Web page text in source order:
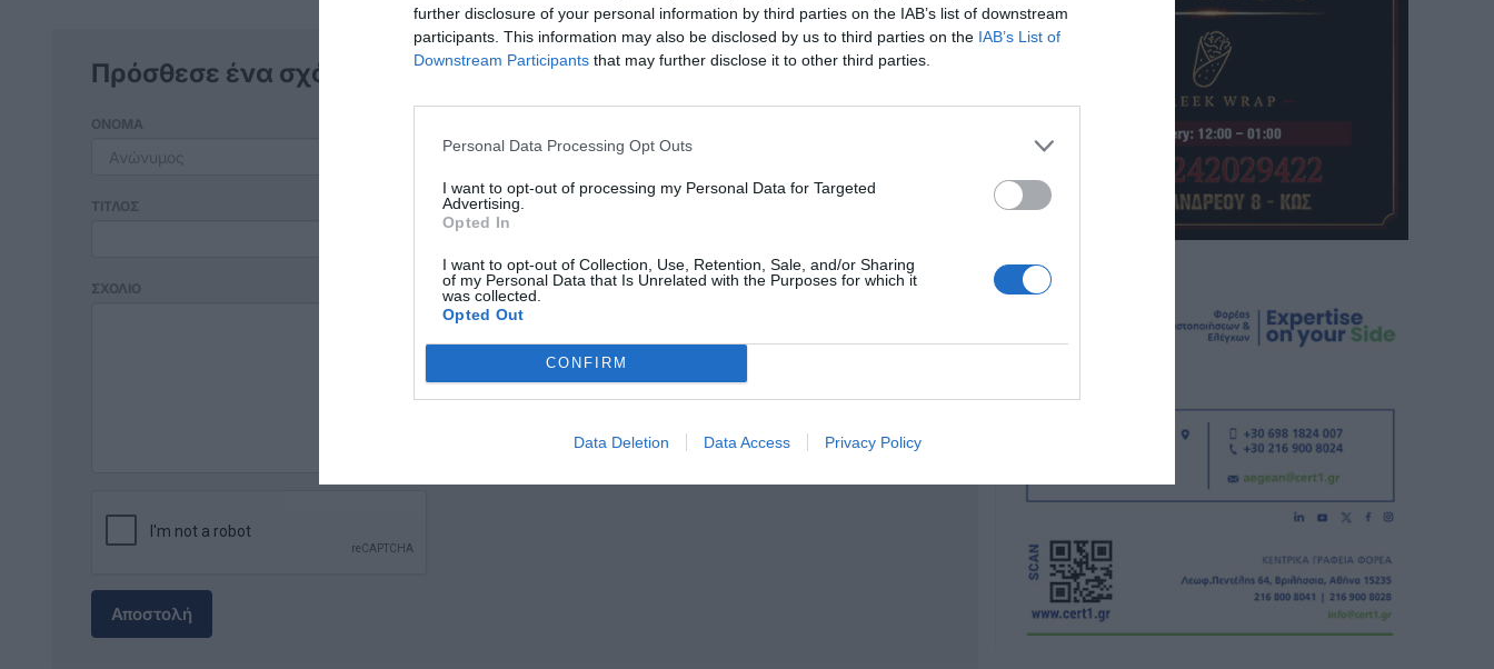
further disclosure of your personal information by third parties on the IAB’s list of downstream
participants. This information may also be disclosed by us to third parties on the IAB’s List of
Downstream Participants that may further disclose it to other third parties.
Personal Data Processing Opt Outs
I want to opt-out of processing my Personal Data for Targeted
Advertising.
Opted In
I want to opt-out of Collection, Use, Retention, Sale, and/or Sharing
of my Personal Data that Is Unrelated with the Purposes for which it
was collected.
Opted Out
CONFIRM
Data Deletion Data Access Privacy Policy
Πρόσθεσε ένα σχόλιο
ΟΝΟΜΑ
ΤΙΤΛΟΣ
ΣΧΟΛΙΟ
Αποστολή